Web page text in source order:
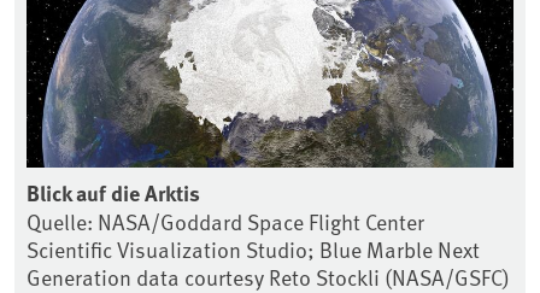
Blick auf die Arktis
Quelle: NASA/Goddard Space Flight Center
Scientific Visualization Studio; Blue Marble Next
Generation data courtesy Reto Stockli (NASA/GSFC)